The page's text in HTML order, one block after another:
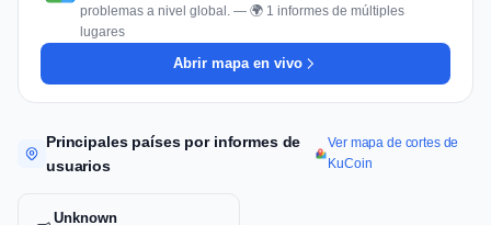
problemas a nivel global. — 🌍 1 informes de múltiples
lugares
Abrir mapa en vivo
Principales países por informes de
usuarios
Ver mapa de cortes de
KuCoin
Unknown